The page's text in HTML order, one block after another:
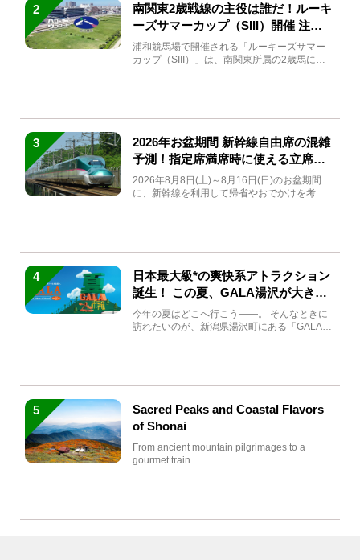
2
南関東2歳戦線の主役は誰だ！ルーキ
ーズサマーカップ（SIII）開催 注目
馬と見どころをチェック
浦和競馬場で開催される「ルーキーズサマー
カップ（SIII）」は、南関東所属の2歳馬によ
3
2026年お盆期間 新幹線自由席の混雑
予測！指定席満席時に使える立席特
急券も解説
2026年8月8日(土)～8月16日(日)のお盆期間
に、新幹線を利用して帰省やおでかけを考え
4
日本最大級*の爽快系アトラクション
誕生！ この夏、GALA湯沢が大きく
生まれ変わる
今年の夏はどこへ行こう――。 そんなときに
訪れたいのが、新潟県湯沢町にある「GALA湯
5
Sacred Peaks and Coastal Flavors
of Shonai
From ancient mountain pilgrimages to a
gourmet train...